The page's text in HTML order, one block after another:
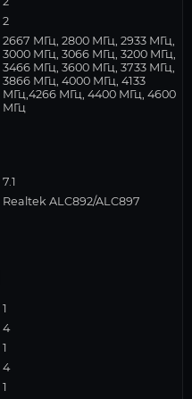
2
2667 МГц, 2800 МГц, 2933 МГц,
3000 МГц, 3066 МГц, 3200 МГц,
3466 МГц, 3600 МГц, 3733 МГц,
3866 МГц, 4000 МГц, 4133
МГц,4266 МГц, 4400 МГц, 4600
МГц
7.1
Realtek ALC892/ALC897
1
4
1
4
1